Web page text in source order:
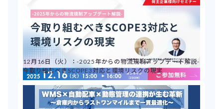
12月16日（火）：-2025年からの物流規制アップデート解説-
今取り組むべきSCOPE3対応と環境リスクの現実